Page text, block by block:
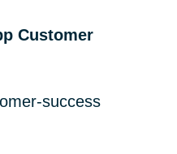
Customer